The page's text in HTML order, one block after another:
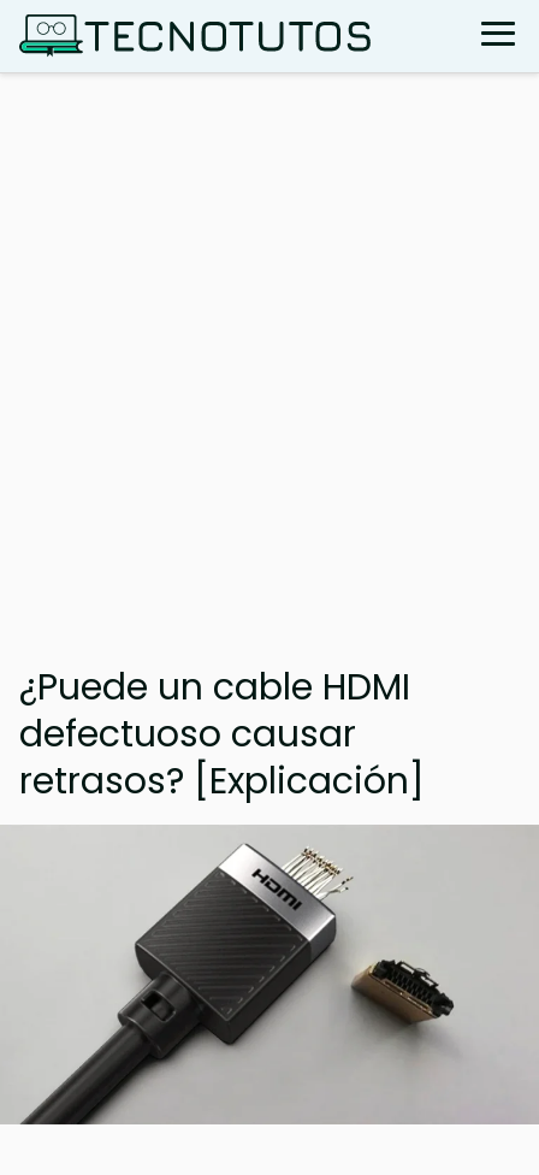
¿Puede un cable HDMI
defectuoso causar
retrasos? [Explicación]